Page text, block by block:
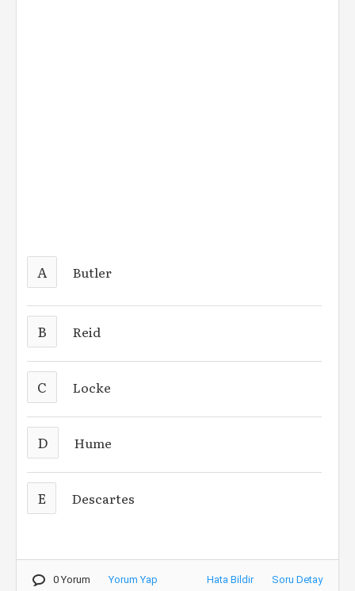
A Butler
B Reid
C Locke
D Hume
E Descartes
0 Yorum Yorum Yap Hata Bildir Soru Detay